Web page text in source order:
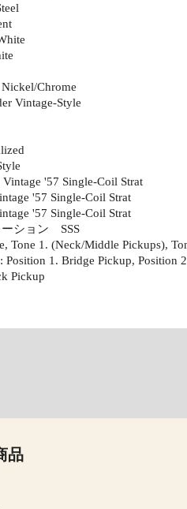
Chrome
Vintage-Style
'57 Single-Coil Strat
'57 Single-Coil Strat
'57 Single-Coil Strat
ーション SSS
1. (Neck/Middle Pickups),
1. Bridge Pickup, Position
Pickup
品